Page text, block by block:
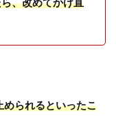
められるといったこ